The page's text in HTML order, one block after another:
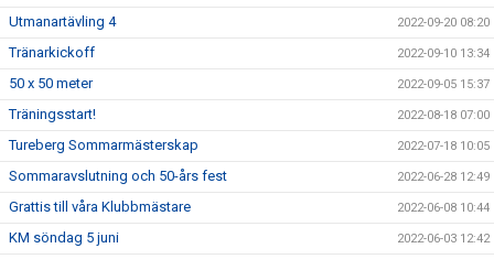
Utmanartävling 4 2022-09-20 08:20
Tränarkickoff 2022-09-10 13:34
50 x 50 meter 2022-09-05 15:37
Träningsstart! 2022-08-18 07:00
Tureberg Sommarmästerskap 2022-07-18 10:05
Sommaravslutning och 50-års fest 2022-06-28 12:49
Grattis till våra Klubbmästare 2022-06-08 10:44
KM söndag 5 juni 2022-06-03 12:42